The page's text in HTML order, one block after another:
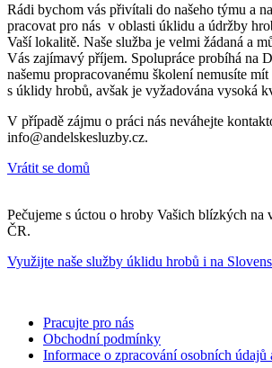
Rádi bychom vás přivítali do našeho týmu a
pracovat pro nás v oblasti úklidu a údržby
Vaší lokalitě. Naše služba je velmi žádaná a
Vás zajímavý příjem. Spolupráce probíhá na
našemu propracovanému školení nemusíte
s úklidy hrobů, avšak je vyžadována vysoká
V případě zájmu o práci nás neváhejte
info@andelskesluzby.cz.
Vrátit se domů
Pečujeme s úctou o hroby Vašich blízkých na
ČR.
Využijte naše služby úklidu hrobů i na
Pracujte pro nás
Obchodní podmínky
Informace o zpracování osobních údajů